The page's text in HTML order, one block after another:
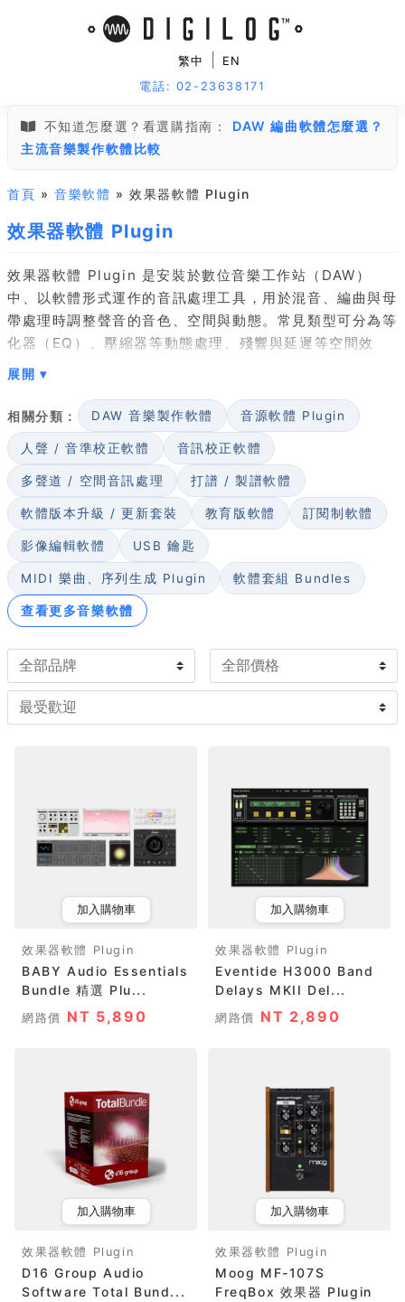
繁中
EN
電話: 02-23638171
不知道怎麼選？看選購指南：
DAW 編曲軟體怎麼選？
主流音樂製作軟體比較
首頁 »音樂軟體 » 效果器軟體 Plugin
效果器軟體 Plugin
效果器軟體 Plugin 是安裝於數位音樂工作站（DAW）
中、以軟體形式運作的音訊處理工具，用於混音、編曲與母
帶處理時調整聲音的音色、空間與動態。常見類型可分為等
化器（EQ）、壓縮器等動態處理、殘響與延遲等空間效
果，以及破音、調變與類比模擬效果。選購時建議先確認格
使用的 DAW 與作業系統；同時留意授權是買斷或訂閱。初
學者可從綜合套裝入手建立完整工具鏈，進階使用者與專業
錄音室則多會挑選單一強項的專業 Plugin 補強既有設備。
相關分類： DAW 音樂製作軟體 音源軟體 Plugin
人聲 / 音準校正軟體 音訊校正軟體
多聲道 / 空間音訊處理 打譜 / 製譜軟體
軟體版本升級 / 更新套裝 教育版軟體 訂閱制軟體
影像編輯軟體 USB 鑰匙
MIDI 樂曲、序列生成 Plugin 軟體套組 Bundles
查看更多音樂軟體
加入購物車
效果器軟體 Plugin
BABY Audio Essentials
Bundle 精選 Plu...
網路價 NT 5,890
加入購物車
效果器軟體 Plugin
Eventide H3000 Band
Delays MKII Del...
網路價 NT 2,890
加入購物車
效果器軟體 Plugin
D16 Group Audio
Software Total Bund...
加入購物車
效果器軟體 Plugin
Moog MF-107S
FreqBox 效果器 Plugin